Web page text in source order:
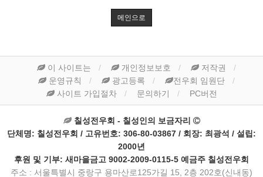
메인으로
이 사이트는 개인정보보호
저작권
운영규칙
광고등록
전우회 임원단
사이트 가입절차
문의하기 PC버전
칠성전우회 - 칠성인의 보금자리
단체명: 칠성전우회 / 고유번호: 306-80-03867 / 회장: 최광석 / 설립:
2000년
후원 및 기부: 새마을금고 9002-2009-0115-5 예금주 칠성전우회
주소 : 서울특별시 중랑구 용마산로125가길 15, 2층 202호(신내동)